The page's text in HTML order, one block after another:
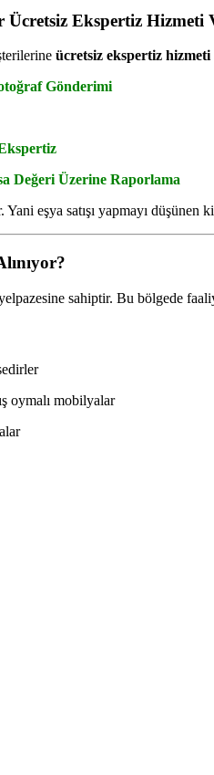
Ekspertiz Hizmeti
ücretsiz ekspertiz hizmeti
Gönderimi
Değeri Üzerine Raporlama
eşya satışı yapmayı
sahiptir. Bu bölgede
oymalı mobilyalar